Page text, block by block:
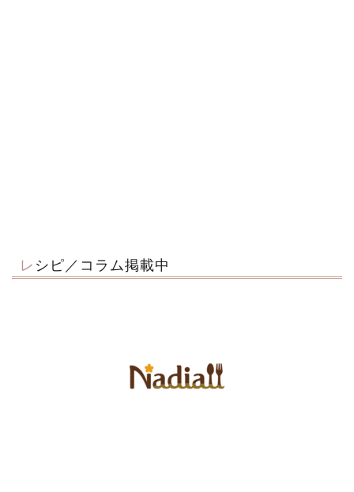
レシピ／コラム掲載中